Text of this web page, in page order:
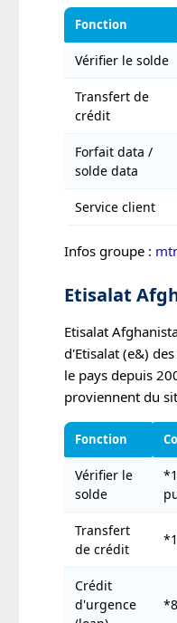
Fonction
Vérifier le solde
Transfert de
crédit
Forfait data /
solde data
Service client
Infos groupe :
Etisalat
Etisalat
d'Etisalat (e&)
le pays depuis
proviennent du
Fonction
Vérifier le
solde
Transfert
de crédit
Crédit
d'urgence